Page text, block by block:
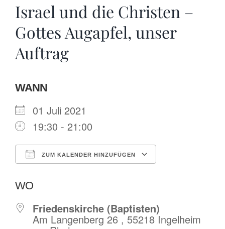
Spenden
Israel und die Christen –
Gottes Augapfel, unser
Auftrag
WANN
01 Juli 2021
19:30 - 21:00
ZUM KALENDER HINZUFÜGEN
WO
Friedenskirche (Baptisten)
Am Langenberg 26 , 55218 Ingelheim